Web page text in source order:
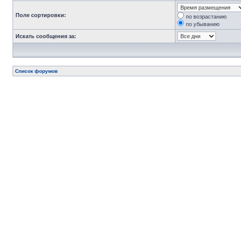
Поле сортировки:
по возрастанию
по убыванию
Искать сообщения за:
Список форумов